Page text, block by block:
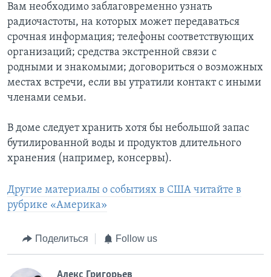
Вам необходимо заблаговременно узнать
радиочастоты, на которых может передаваться
срочная информация; телефоны соответствующих
организаций; средства экстренной связи с
родными и знакомыми; договориться о возможных
местах встречи, если вы утратили контакт с иными
членами семьи.
В доме следует хранить хотя бы небольшой запас
бутилированной воды и продуктов длительного
хранения (например, консервы).
Другие материалы о событиях в США читайте в
рубрике «Америка»
Поделиться Follow us